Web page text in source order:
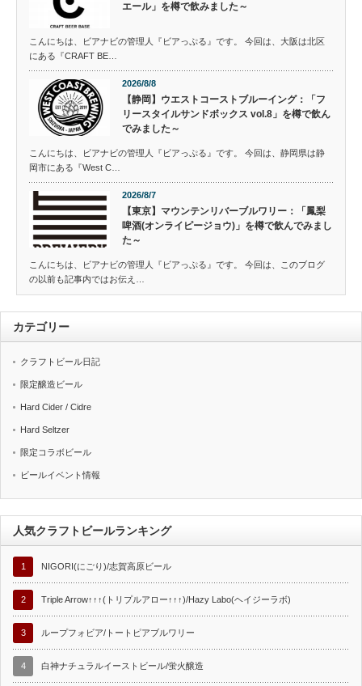
エール」を樽で飲みました～
こんにちは、ビアナビの管理人『ビアっぷる』です。 今回は、大阪は北区
にある『CRAFT BE…
2026/8/8
【静岡】ウエストコーストブルーイング：「フ
リースタイルサンドボックス vol.8」を樽で飲ん
でみました～
こんにちは、ビアナビの管理人『ビアっぷる』です。 今回は、静岡県は静
岡市にある『West C…
2026/8/7
【東京】マウンテンリバーブルワリー：「鳳梨
啤酒(オンライピージョウ)」を樽で飲んでみまし
た～
こんにちは、ビアナビの管理人『ビアっぷる』です。 今回は、このブログ
の以前も記事内ではお伝え…
カテゴリー
クラフトビール日記
限定醸造ビール
Hard Cider / Cidre
Hard Seltzer
限定コラボビール
ビールイベント情報
人気クラフトビールランキング
1 NIGORI(にごり)/志賀高原ビール
2 Triple Arrow↑↑↑(トリプルアロー↑↑↑)/Hazy Labo(ヘイジーラボ)
3 ループフォビア/トートピアブルワリー
4 白神ナチュラルイーストビール/蛍火醸造